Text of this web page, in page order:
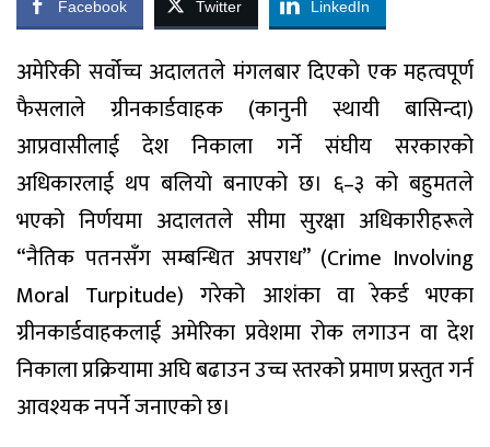
Facebook Twitter LinkedIn
अमेरिकी सर्वोच्च अदालतले मंगलबार दिएको एक महत्वपूर्ण
फैसलाले ग्रीनकार्डवाहक (कानुनी स्थायी बासिन्दा)
आप्रवासीलाई देश निकाला गर्ने संघीय सरकारको
अधिकारलाई थप बलियो बनाएको छ। ६–३ को बहुमतले
भएको निर्णयमा अदालतले सीमा सुरक्षा अधिकारीहरूले
“नैतिक पतनसँग सम्बन्धित अपराध” (Crime Involving
Moral Turpitude) गरेको आशंका वा रेकर्ड भएका
ग्रीनकार्डवाहकलाई अमेरिका प्रवेशमा रोक लगाउन वा देश
निकाला प्रक्रियामा अघि बढाउन उच्च स्तरको प्रमाण प्रस्तुत गर्न
आवश्यक नपर्ने जनाएको छ।